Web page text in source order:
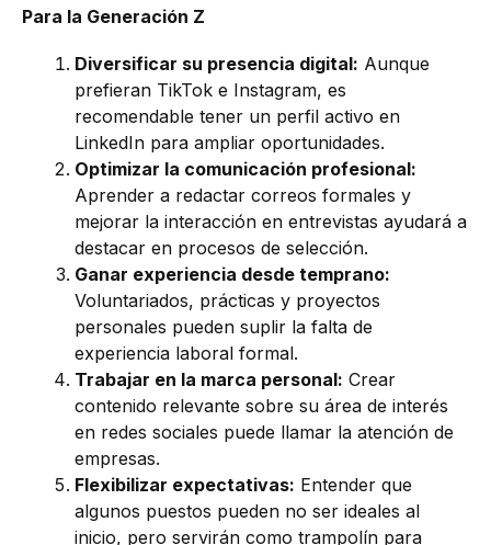
Para la Generación Z
Diversificar su presencia digital: Aunque
prefieran TikTok e Instagram, es
recomendable tener un perfil activo en
LinkedIn para ampliar oportunidades.
Optimizar la comunicación profesional:
Aprender a redactar correos formales y
mejorar la interacción en entrevistas ayudará a
destacar en procesos de selección.
Ganar experiencia desde temprano:
Voluntariados, prácticas y proyectos
personales pueden suplir la falta de
experiencia laboral formal.
Trabajar en la marca personal: Crear
contenido relevante sobre su área de interés
en redes sociales puede llamar la atención de
empresas.
Flexibilizar expectativas: Entender que
algunos puestos pueden no ser ideales al
inicio, pero servirán como trampolín para